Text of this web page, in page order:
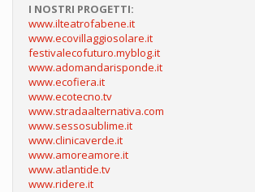
I NOSTRI PROGETTI:
www.ilteatrofabene.it
www.ecovillaggiosolare.it
festivalecofuturo.myblog.it
www.adomandarisponde.it
www.ecofiera.it
www.ecotecno.tv
www.stradaalternativa.com
www.sessosublime.it
www.clinicaverde.it
www.amoreamore.it
www.atlantide.tv
www.ridere.it